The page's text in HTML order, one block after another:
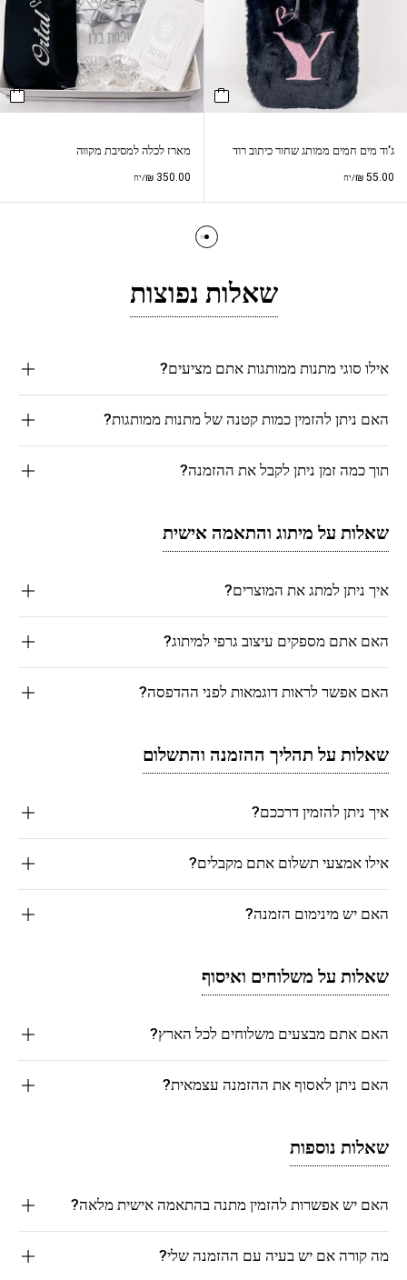
ג’וד מים חמים ממותג שחור כיתוב רוד
₪ 55.00 /יח
מארז לכלה למסיבת מקווה
₪350.00 /יח
שאלות נפוצות
אילו סוגי מתנות ממותגות אתם מציעים?
האם ניתן להזמין כמות קטנה של מתנות ממותגות?
תוך כמה זמן ניתן לקבל את ההזמנה?
שאלות על מיתוג והתאמה אישית
איך ניתן למתג את המוצרים?
האם אתם מספקים עיצוב גרפי למיתוג?
האם אפשר לראות דוגמאות לפני ההדפסה?
שאלות על תהליך ההזמנה והתשלום
איך ניתן להזמין דרככם?
אילו אמצעי תשלום אתם מקבלים?
האם יש מינימום הזמנה?
שאלות על משלוחים ואיסוף
האם אתם מבצעים משלוחים לכל הארץ?
האם ניתן לאסוף את ההזמנה עצמאית?
שאלות נוספות
האם יש אפשרות להזמין מתנה בהתאמה אישית מלאה?
מה קורה אם יש בעיה עם ההזמנה שלי?